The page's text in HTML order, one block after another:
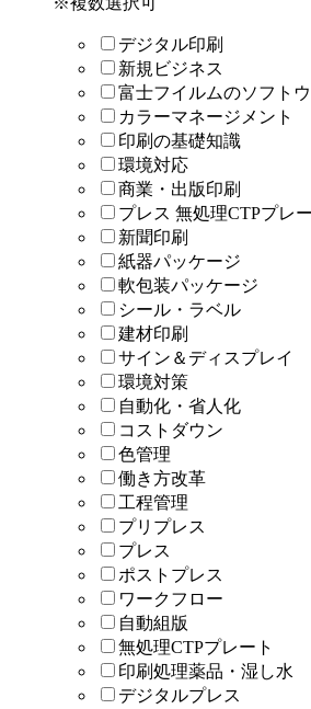
デジタル印刷
新規ビジネス
富士フイルムのソフト
カラーマネージメント
印刷の基礎知識
環境対応
商業・出版印刷
プレス 無処理CTPプレ
新聞印刷
紙器パッケージ
軟包装パッケージ
シール・ラベル
建材印刷
サイン＆ディスプレイ
環境対策
自動化・省人化
コストダウン
色管理
働き方改革
工程管理
プリプレス
プレス
ポストプレス
ワークフロー
自動組版
無処理CTPプレート
印刷処理薬品・湿し水
デジタルプレス